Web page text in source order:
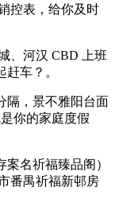
控表，给你及时
河汉 CBD 上班
车？。
，景不雅阳台面
你的家庭度假
名祈福臻品阁）
番禺祈福新邨房